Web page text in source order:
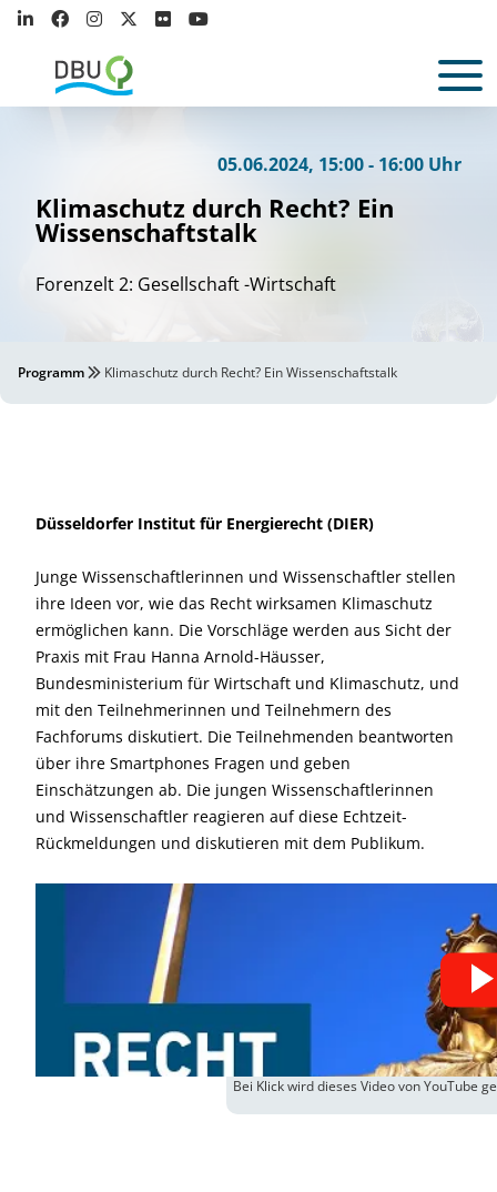
05.06.2024, 15:00 - 16:00 Uhr
Klimaschutz durch Recht? Ein
Wissenschaftstalk
Forenzelt 2: Gesellschaft -Wirtschaft
Programm Klimaschutz durch Recht? Ein Wissenschaftstalk
Düsseldorfer Institut für Energierecht (DIER)
Junge Wissenschaftlerinnen und Wissenschaftler stellen
ihre Ideen vor, wie das Recht wirksamen Klimaschutz
ermöglichen kann. Die Vorschläge werden aus Sicht der
Praxis mit Frau Hanna Arnold-Häusser,
Bundesministerium für Wirtschaft und Klimaschutz, und
mit den Teilnehmerinnen und Teilnehmern des
Fachforums diskutiert. Die Teilnehmenden beantworten
über ihre Smartphones Fragen und geben
Einschätzungen ab. Die jungen Wissenschaftlerinnen
und Wissenschaftler reagieren auf diese Echtzeit-
Rückmeldungen und diskutieren mit dem Publikum.
Bei Klick wird dieses Video von YouTube